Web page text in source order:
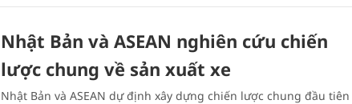
Nhật Bản và ASEAN nghiên cứu chiến
lược chung về sản xuất xe
Nhật Bản và ASEAN dự định xây dựng chiến lược chung đầu tiên